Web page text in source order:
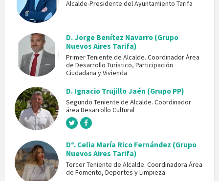
Alcalde-Presidente del Ayuntamiento Tarifa
D. Jorge Benítez Navarro (Grupo
Nuevos Aires Tarifa)
Primer Teniente de Alcalde. Coordinador Área
de Desarrollo Turístico, Participación
Ciudadana y Vivienda
D. Ignacio Trujillo Jaén (Grupo PP)
Segundo Teniente de Alcalde. Coordinador
área Desarrollo Cultural
Dª. Celia María Rico Fernández (Grupo
Nuevos Aires Tarifa)
Tercer Teniente de Alcalde. Coordinadora Área
de Fomento, Deportes y Limpieza